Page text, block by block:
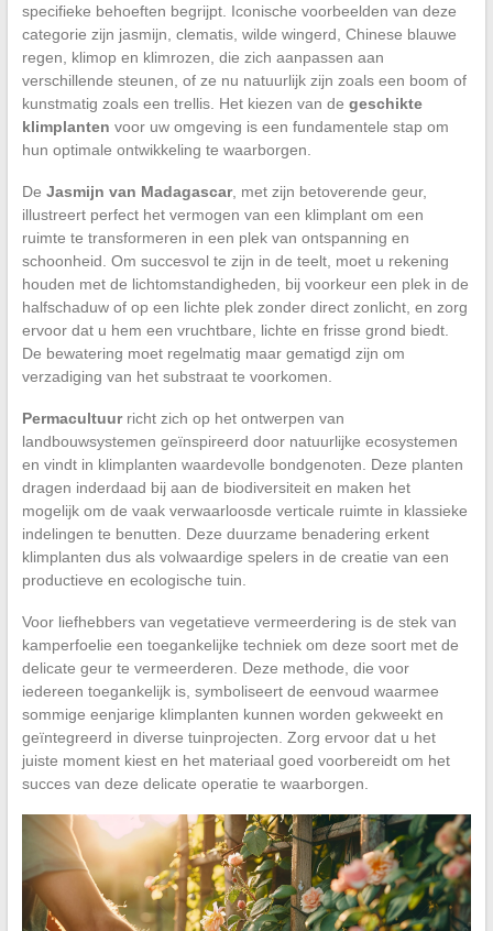
specifieke behoeften begrijpt. Iconische voorbeelden van deze
categorie zijn jasmijn, clematis, wilde wingerd, Chinese blauwe
regen, klimop en klimrozen, die zich aanpassen aan
verschillende steunen, of ze nu natuurlijk zijn zoals een boom of
kunstmatig zoals een trellis. Het kiezen van de geschikte
klimplanten voor uw omgeving is een fundamentele stap om
hun optimale ontwikkeling te waarborgen.
De Jasmijn van Madagascar, met zijn betoverende geur,
illustreert perfect het vermogen van een klimplant om een
ruimte te transformeren in een plek van ontspanning en
schoonheid. Om succesvol te zijn in de teelt, moet u rekening
houden met de lichtomstandigheden, bij voorkeur een plek in de
halfschaduw of op een lichte plek zonder direct zonlicht, en zorg
ervoor dat u hem een vruchtbare, lichte en frisse grond biedt.
De bewatering moet regelmatig maar gematigd zijn om
verzadiging van het substraat te voorkomen.
Permacultuurricht zich op het ontwerpen van
landbouwsystemen geïnspireerd door natuurlijke ecosystemen
en vindt in klimplanten waardevolle bondgenoten. Deze planten
dragen inderdaad bij aan de biodiversiteit en maken het
mogelijk om de vaak verwaarloosde verticale ruimte in klassieke
indelingen te benutten. Deze duurzame benadering erkent
klimplanten dus als volwaardige spelers in de creatie van een
productieve en ecologische tuin.
Voor liefhebbers van vegetatieve vermeerdering is de stek van
kamperfoelie een toegankelijke techniek om deze soort met de
delicate geur te vermeerderen. Deze methode, die voor
iedereen toegankelijk is, symboliseert de eenvoud waarmee
sommige eenjarige klimplanten kunnen worden gekweekt en
geïntegreerd in diverse tuinprojecten. Zorg ervoor dat u het
juiste moment kiest en het materiaal goed voorbereidt om het
succes van deze delicate operatie te waarborgen.